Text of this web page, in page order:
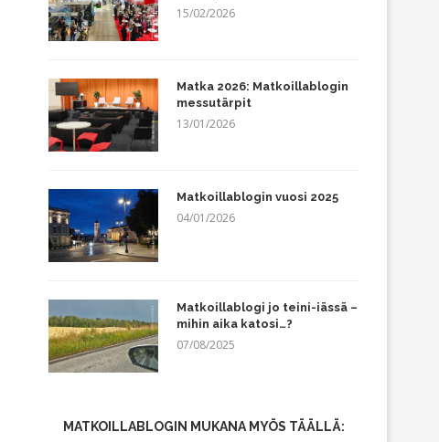
15/02/2026
Matka 2026: Matkoillablogin
messutärpit
13/01/2026
Matkoillablogin vuosi 2025
04/01/2026
Matkoillablogi jo teini-iässä –
mihin aika katosi…?
07/08/2025
MATKOILLABLOGIN MUKANA MYÖS TÄÄLLÄ: